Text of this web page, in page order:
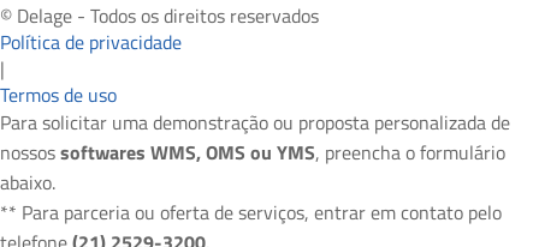
© Delage - Todos os direitos reservados
Política de privacidade
|
Termos de uso
Para solicitar uma demonstração ou proposta personalizada de
nossossoftwares WMS, OMS ou YMS, preencha o formulário
abaixo.
** Para parceria ou oferta de serviços, entrar em contato pelo